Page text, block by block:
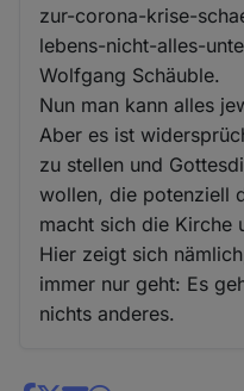
zur-corona-krise-
lebens-nicht-alles-
Wolfgang Schäuble.
Nun man kann alles
Aber es ist
zu stellen und
wollen, die potenziell
macht sich die Kirche
Hier zeigt sich
immer nur geht: Es
nichts anderes.